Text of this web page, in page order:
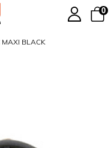
0
MAXI BLACK